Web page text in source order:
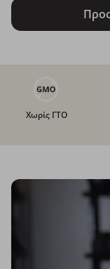
Χωρίς ΓΤΟ